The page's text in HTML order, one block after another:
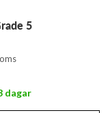
5
dagar